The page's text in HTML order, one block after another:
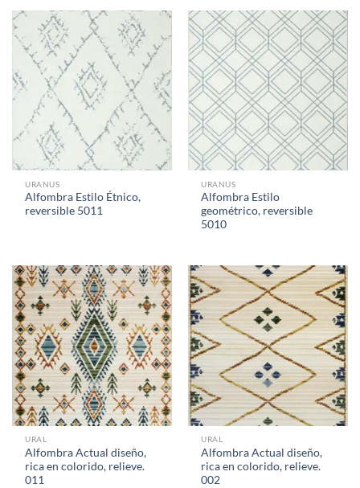
URANUS
Alfombra Estilo Étnico,
reversible 5011
URANUS
Alfombra Estilo
geométrico, reversible
5010
URAL
Alfombra Actual diseño,
rica en colorido, relieve.
011
URAL
Alfombra Actual diseño,
rica en colorido, relieve.
002